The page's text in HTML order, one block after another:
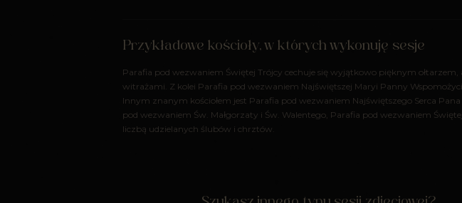
Przykładowe kościoły, w których wykonuję sesje
Parafia pod wezwaniem Świętej Trójcy cechuje się wyjątkowo pięknym
witrażami. Z kolei Parafia pod wezwaniem Najświętszej Maryi Panny
Innym znanym kościołem jest Parafia pod wezwaniem Najświętszego Serca
pod wezwaniem Św. Małgorzaty i Św. Walentego, Parafia pod wezwaniem
liczbą udzielanych ślubów i chrztów.